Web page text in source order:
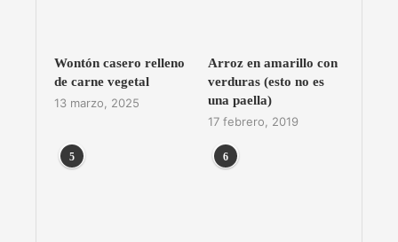
Wontón casero relleno
de carne vegetal
13 marzo, 2025
Arroz en amarillo con
verduras (esto no es
una paella)
17 febrero, 2019
5 6